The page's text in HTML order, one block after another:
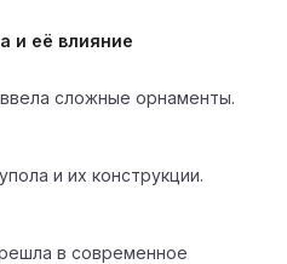
и её влияние
сложные орнаменты.
и их конструкции.
в современное